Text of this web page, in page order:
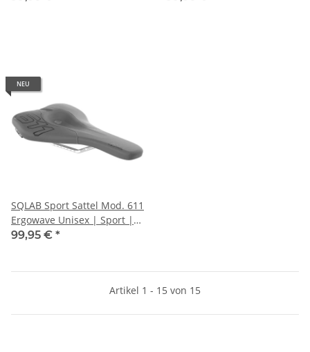
NEU
SQLAB Sport Sattel Mod. 611
Ergowave Unisex | Sport |
Maße: 280 x 150 mm | grau
99,95 € *
Artikel 1 - 15 von 15